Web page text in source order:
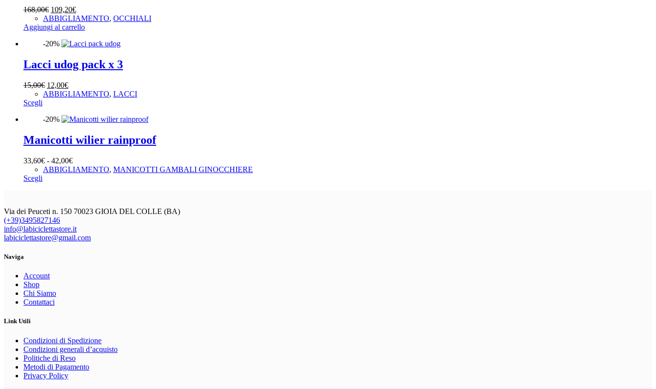
possono
essere
scelte
nella
pagina
prodotto
168,00€ Il
prezzo
originale
168,00€.
109,20€Il
prezzo
attuale
109,20€.
ABBIGLIAMENTO, OCCHIALI
Aggiungi al carrello
-20%
Lacci udog pack x 3
15,00€ Il
prezzo
15,00€.
12,00€Il
prezzo
12,00€.
ABBIGLIAMENTO, LACCI
Scegli
ha
varianti.
Le
possono
essere
scelte
del
prodotto
-20%
Manicotti wilier rainproof
33,60€ - 42,00€Fascia
di
42,00€
ABBIGLIAMENTO, MANICOTTI GAMBALI GINOCCHIERE
Scegli
varianti.
Le
opzioni
possono
pagina
prodotto
Via dei Peuceti n. 150 70023 GIOIA DEL COLLE (BA)
(+39)3495827146
info@labiciclettastore.it
labiciclettastore@gmail.com
Naviga
Account
Shop
Chi Siamo
Contattaci
Link Utili
Condizioni di Spedizione
Condizioni generali d’acquisto
Politiche di Reso
Metodi di Pagamento
Privacy Policy